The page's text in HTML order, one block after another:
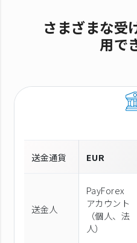
さまざまな受
用で
送金通貨 EUR
送金人
PayForex
アカウント
（個⼈、法
⼈）